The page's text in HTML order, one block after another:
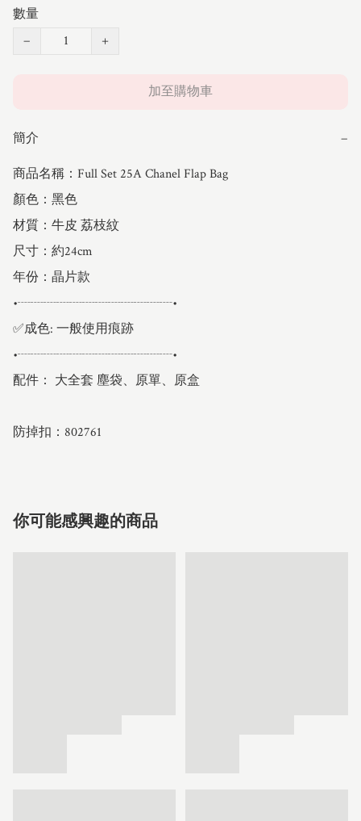
數量
−
+
加至購物車
簡介 −
商品名稱：Full Set 25A Chanel Flap Bag
顏色：黑色
材質：牛皮 荔枝紋
尺寸：約24cm
年份：晶片款
•┈┈┈┈┈┈┈┈┈┈┈┈•
✅成色: 一般使用痕跡
•┈┈┈┈┈┈┈┈┈┈┈┈•
配件： 大全套 塵袋、原單、原盒
防掉扣：802761
你可能感興趣的商品